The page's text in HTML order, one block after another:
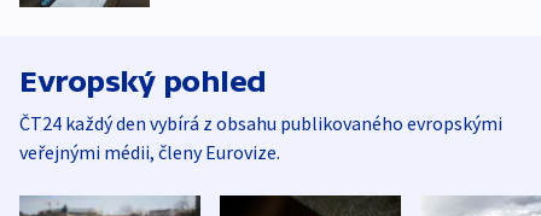
Evropský pohled
ČT24 každý den vybírá z obsahu publikovaného evropskými
veřejnými médii, členy Eurovize.